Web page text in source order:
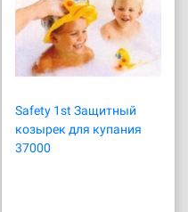
Safety 1st Защитный
козырек для купания
37000